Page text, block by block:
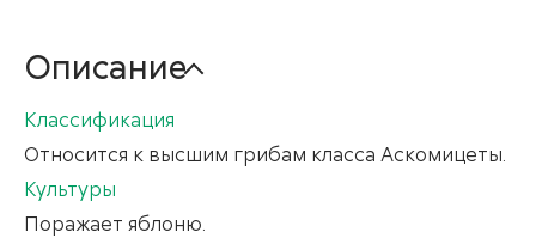
Описание
Классификация
Относится к высшим грибам класса Аскомицеты.
Культуры
Поражает яблоню.